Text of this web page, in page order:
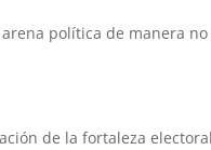
política de manera
de la fortaleza